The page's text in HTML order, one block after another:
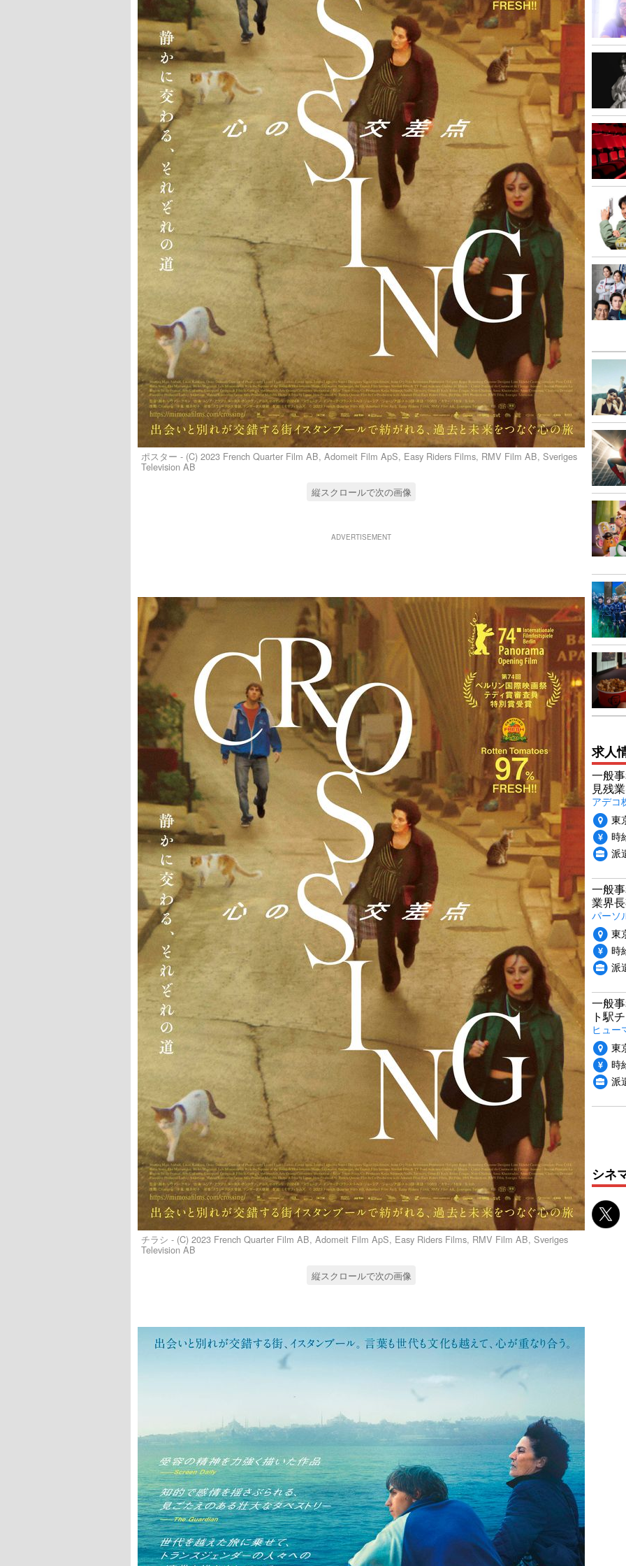
ポスター - (C) 2023 French Quarter Film AB, Adomeit Film ApS, Easy Riders Films, RMV Film AB, Sveriges
Television AB
縦スクロールで次の画像
ADVERTISEMENT
チラシ - (C) 2023 French Quarter Film AB, Adomeit Film ApS, Easy Riders Films, RMV Film AB, Sveriges
Television AB
縦スクロールで次の画像
求人
一般
見残
アデコ
東
時
派
一般
業界
パーソ
東
時
派
一般
ト駅
ヒュー
東
時
派
シネ